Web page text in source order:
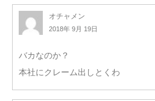
オチャメン
2018年 9月 19日
バカなのか？
本社にクレーム出しとくわ